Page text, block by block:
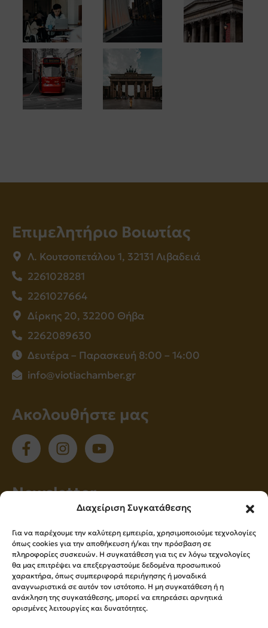
Διαχείριση Συγκατάθεσης
Για να παρέχουμε την καλύτερη εμπειρία, χρησιμοποιούμε τεχνολογίες
όπως cookies για την αποθήκευση ή/και την πρόσβαση σε
πληροφορίες συσκευών. Η συγκατάθεση για τις εν λόγω τεχνολογίες
θα μας επιτρέψει να επεξεργαστούμε δεδομένα προσωπικού
χαρακτήρα, όπως συμπεριφορά περιήγησης ή μοναδικά
αναγνωριστικά σε αυτόν τον ιστότοπο. Η μη συγκατάθεση ή η
ανάκληση της συγκατάθεσης, μπορεί να επηρεάσει αρνητικά
ορισμένες λειτουργίες και δυνατότητες.
Επιμελητήριο Βοιωτίας
Λ. Κουτσοπετάλου 1, 32131 Λιβαδειά
2261028281
2261027664
Δίρκης 20, 32200 Θήβα
2262089630
Δευτέρα – Παρασκευή 8:00 – 14:00
info@viotiachamber.gr
Ακολουθήστε μας
Νewsletter
ενημερώνεστε πρώτοι για όλα τα νέα μας!
Εγγραφή